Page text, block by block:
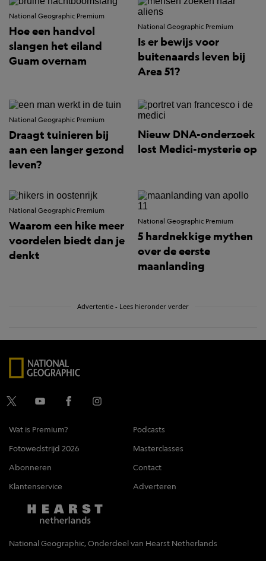
National Geographic Premium
Hoe een handvol
slangen het eiland
Guam overnam
National Geographic Premium
Is er bewijs voor
buitenaards leven bij
Area 51?
National Geographic Premium
Draagt tuinieren bij
aan een langer gezond
leven?
Nieuw DNA-onderzoek
lost Medici-mysterie op
National Geographic Premium
Waarom een hike meer
voordelen biedt dan je
denkt
National Geographic Premium
5 hardnekkige mythen
over de eerste
maanlanding
Advertentie - Lees hieronder verder
Wat is Premium?
Podcasts
Fotowedstrijd 2026
Masterclasses
Abonneren
Contact
Klantenservice
Adverteren
National Geographic, Onderdeel van Hearst Netherlands